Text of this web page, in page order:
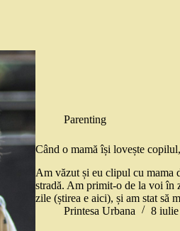
Parenting
Când o mamă își lovește
Am văzut și eu clipul cu mama
stradă. Am primit-o de la voi în
zile (știrea e aici), și am stat să
Printesa Urbana
8